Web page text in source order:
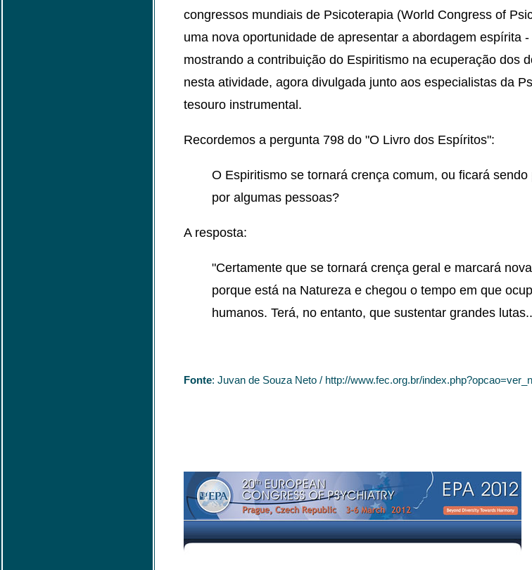
congressos mundiais de Psicoterapia (World Congress of
uma nova oportunidade de apresentar a abordagem espírita
mostrando a contribuição do Espiritismo na ecuperação dos
nesta atividade, agora divulgada junto aos especialistas da
tesouro instrumental.
Recordemos a pergunta 798 do "O Livro dos Espíritos":
O Espiritismo se tornará crença comum, ou ficará
por algumas pessoas?
A resposta:
"Certamente que se tornará crença geral e marcará
porque está na Natureza e chegou o tempo em que
humanos. Terá, no entanto, que sustentar grandes
Fonte: Juvan de Souza Neto / http://www.fec.org.br/